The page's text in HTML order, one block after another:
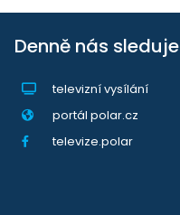
Denně nás sleduje
televizní vysílání
portál polar.cz
televize.polar